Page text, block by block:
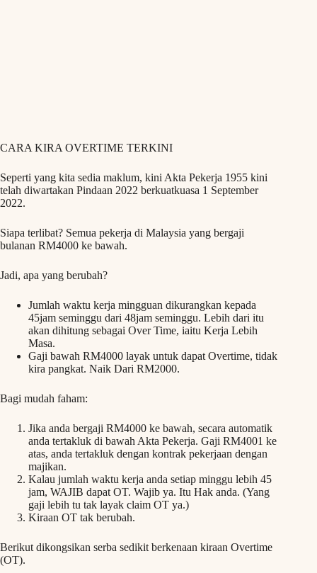
CARA KIRA OVERTIME TERKINI
Seperti yang kita sedia maklum, kini Akta Pekerja 1955 kini
telah diwartakan Pindaan 2022 berkuatkuasa 1 September
2022.
Siapa terlibat? Semua pekerja di Malaysia yang bergaji
bulanan RM4000 ke bawah.
Jadi, apa yang berubah?
Jumlah waktu kerja mingguan dikurangkan kepada
45jam seminggu dari 48jam seminggu. Lebih dari itu
akan dihitung sebagai Over Time, iaitu Kerja Lebih
Masa.
Gaji bawah RM4000 layak untuk dapat Overtime, tidak
kira pangkat. Naik Dari RM2000.
Bagi mudah faham:
Jika anda bergaji RM4000 ke bawah, secara automatik
anda tertakluk di bawah Akta Pekerja. Gaji RM4001 ke
atas, anda tertakluk dengan kontrak pekerjaan dengan
majikan.
Kalau jumlah waktu kerja anda setiap minggu lebih 45
jam, WAJIB dapat OT. Wajib ya. Itu Hak anda. (Yang
gaji lebih tu tak layak claim OT ya.)
Kiraan OT tak berubah.
Berikut dikongsikan serba sedikit berkenaan kiraan Overtime
(OT).